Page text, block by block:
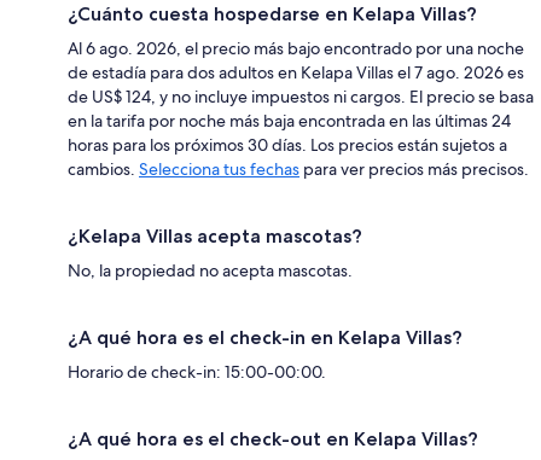
¿Cuánto cuesta hospedarse en Kelapa Villas?
Al 6 ago. 2026, el precio más bajo encontrado por una noche
de estadía para dos adultos en Kelapa Villas el 7 ago. 2026 es
de US$ 124, y no incluye impuestos ni cargos. El precio se basa
en la tarifa por noche más baja encontrada en las últimas 24
horas para los próximos 30 días. Los precios están sujetos a
cambios. Selecciona tus fechas para ver precios más precisos.
¿Kelapa Villas acepta mascotas?
No, la propiedad no acepta mascotas.
¿A qué hora es el check-in en Kelapa Villas?
Horario de check-in: 15:00-00:00.
¿A qué hora es el check-out en Kelapa Villas?